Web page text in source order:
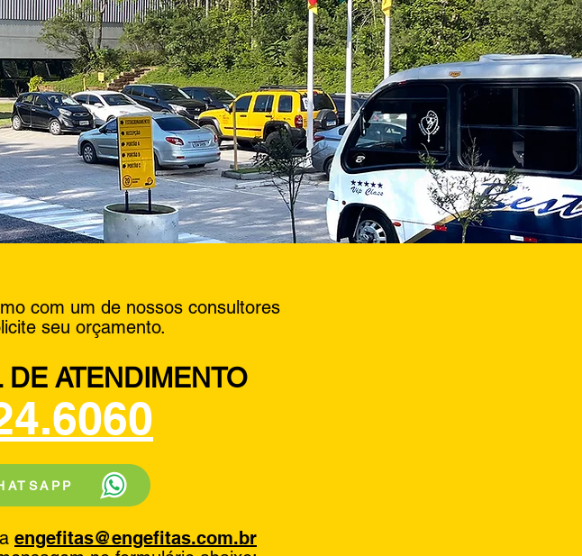
com um de nossos consultores
seu orçamento.
ATENDIMENTO
engefitas@engefitas.com.br